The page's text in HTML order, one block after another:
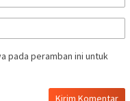
pada peramban ini untuk